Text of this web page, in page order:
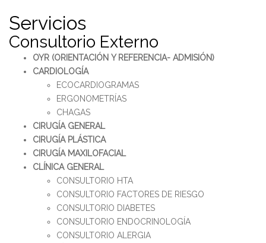
Servicios
Consultorio Externo
OYR (ORIENTACIÓN Y REFERENCIA- ADMISIÓN)
CARDIOLOGÍA
ECOCARDIOGRAMAS
ERGONOMETRÍAS
CHAGAS
CIRUGÍA GENERAL
CIRUGÍA PLÁSTICA
CIRUGÍA MAXILOFACIAL
CLÍNICA GENERAL
CONSULTORIO HTA
CONSULTORIO FACTORES DE RIESGO
CONSULTORIO DIABETES
CONSULTORIO ENDOCRINOLOGÍA
CONSULTORIO ALERGIA